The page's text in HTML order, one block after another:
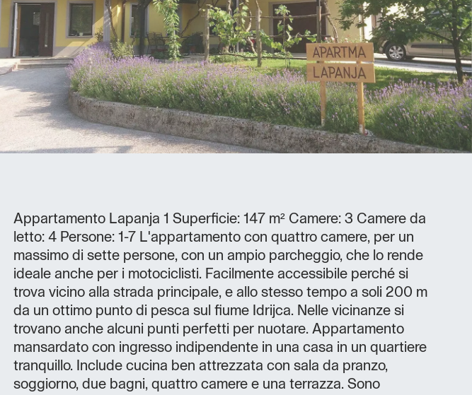
Appartamento Lapanja 1 Superficie: 147 m² Camere: 3 Camere da
letto: 4 Persone: 1-7 L'appartamento con quattro camere, per un
massimo di sette persone, con un ampio parcheggio, che lo rende
ideale anche per i motociclisti. Facilmente accessibile perché si
trova vicino alla strada principale, e allo stesso tempo a soli 200 m
da un ottimo punto di pesca sul fiume Idrijca. Nelle vicinanze si
trovano anche alcuni punti perfetti per nuotare. Appartamento
mansardato con ingresso indipendente in una casa in un quartiere
tranquillo. Include cucina ben attrezzata con sala da pranzo,
soggiorno, due bagni, quattro camere e una terrazza. Sono